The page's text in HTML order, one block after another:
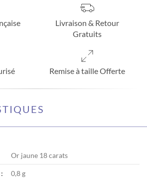
Livraison & Retour
Gratuits
Remise à taille Offerte
Or jaune 18 carats
0,8 g